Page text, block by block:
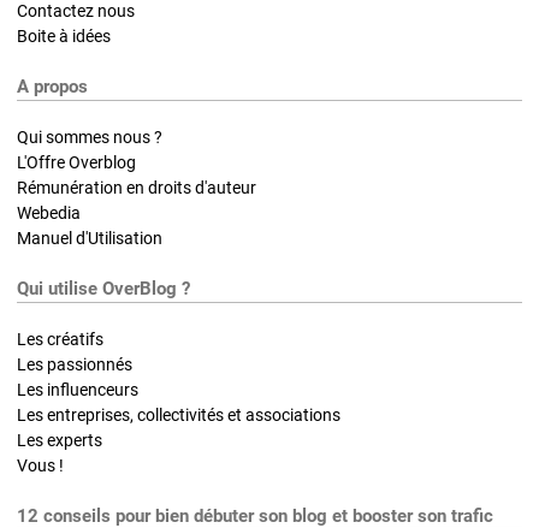
Contactez nous
Boite à idées
A propos
Qui sommes nous ?
L'Offre Overblog
Rémunération en droits d'auteur
Webedia
Manuel d'Utilisation
Qui utilise OverBlog ?
Les créatifs
Les passionnés
Les influenceurs
Les entreprises, collectivités et associations
Les experts
Vous !
12 conseils pour bien débuter son blog et booster son trafic